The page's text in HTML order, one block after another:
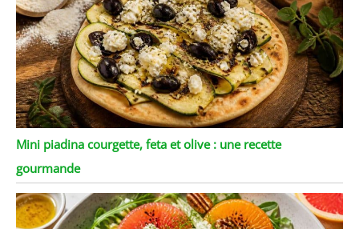
Mini piadina courgette, feta et olive : une recette
gourmande